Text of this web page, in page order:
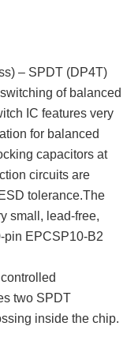
– SPDT (DP4T)
of balanced
IC features very
for balanced
capacitors at
circuits are
tolerance.The
small, lead-free,
pin EPCSP10-B2
two SPDT
inside the chip.